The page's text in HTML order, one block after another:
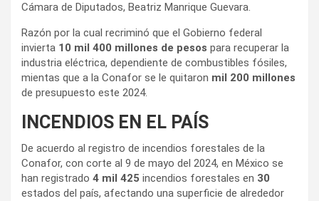
Cámara de Diputados, Beatriz Manrique Guevara.
Razón por la cual recriminó que el Gobierno federal
invierta 10 mil 400 millones de pesos para recuperar la
industria eléctrica, dependiente de combustibles fósiles,
mientas que a la Conafor se le quitaron mil 200 millones
de presupuesto este 2024.
INCENDIOS EN EL PAÍS
De acuerdo al registro de incendios forestales de la
Conafor, con corte al 9 de mayo del 2024, en México se
han registrado 4 mil 425 incendios forestales en 30
estados del país, afectando una superficie de alrededor